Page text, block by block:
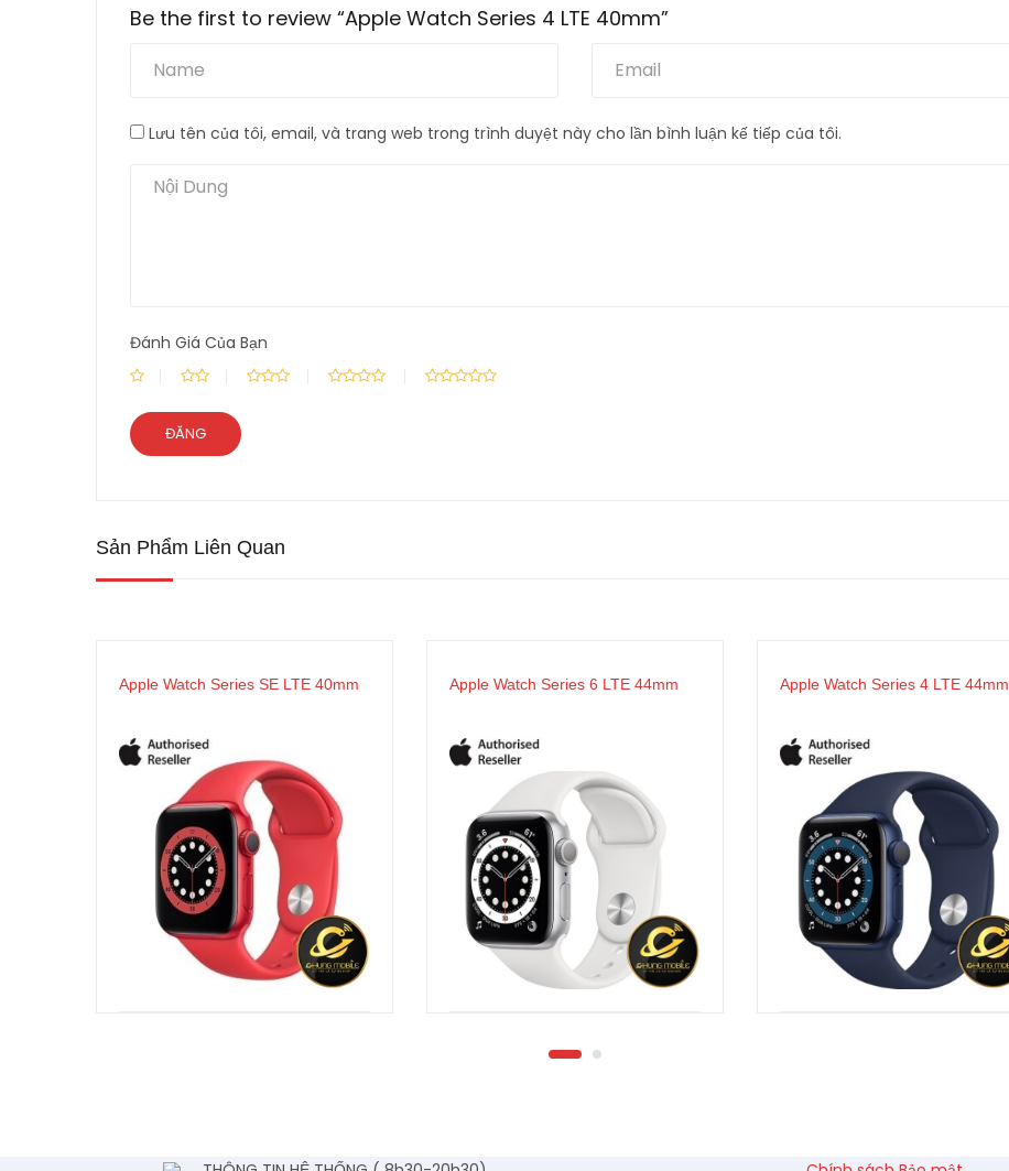
Be the first to review “Apple Watch Series 4 LTE 40mm”
Lưu tên của tôi, email, và trang web trong trình duyệt này cho lần bình luận kế tiếp của tôi.
Đánh Giá Của Bạn
Sản Phẩm Liên Quan
Apple Watch Series SE LTE 40mm Apple Watch Series 6 LTE 44mm Apple Watch Series 4 LTE 44mm